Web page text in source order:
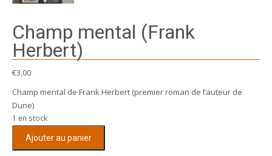
Champ mental (Frank
Herbert)
€3,00
Champ mental de Frank Herbert (premier roman de l’auteur de
Dune)
1 en stock
Ajouter au panier